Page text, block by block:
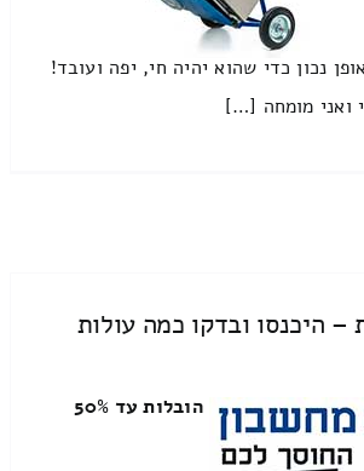
נכון כדי שהוא יהיה חי, יפה ועובד!
ואני מומחה […]
– היכנסו ובדקו כמה עולות
הובלות עד 50%